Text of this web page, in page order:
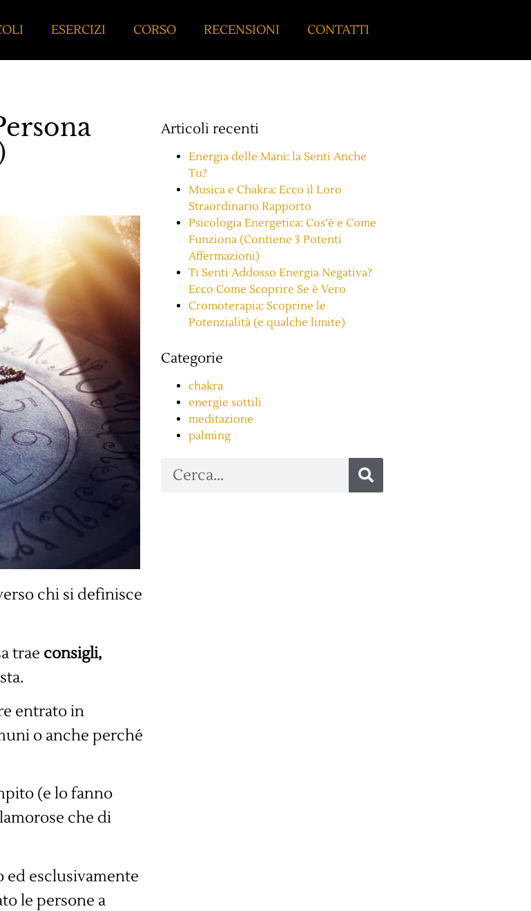
ESERCIZI CORSO RECENSIONI CONTATTI
chi si definisce
trae consigli,
entrato in
o anche perché
(e lo fanno
che di
ed esclusivamente
le persone a
Articoli recenti
Energia delle Mani: la Senti Anche
Tu?
Musica e Chakra: Ecco il Loro
Straordinario Rapporto
Psicologia Energetica: Cos’è e Come
Funziona (Contiene 3 Potenti
Affermazioni)
Ti Senti Addosso Energia Negativa?
Ecco Come Scoprire Se è Vero
Cromoterapia: Scoprine le
Potenzialità (e qualche limite)
Categorie
chakra
energie sottili
meditazione
palming